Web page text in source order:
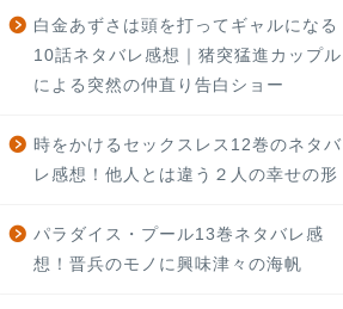
白金あずさは頭を打ってギャルになる
10話ネタバレ感想｜猪突猛進カップル
による突然の仲直り告白ショー
時をかけるセックスレス12巻のネタバ
レ感想！他人とは違う２人の幸せの形
パラダイス・プール13巻ネタバレ感
想！晋兵のモノに興味津々の海帆